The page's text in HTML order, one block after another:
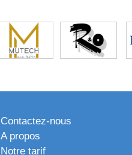
Contactez-nous
A propos
Notre tarif